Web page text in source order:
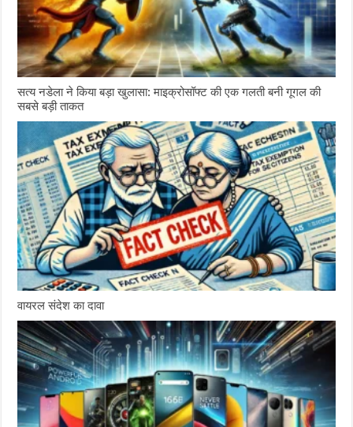
सत्य नडेला ने किया बड़ा खुलासा: माइक्रोसॉफ्ट की एक गलती बनी गूगल की
सबसे बड़ी ताकत
वायरल संदेश का दावा